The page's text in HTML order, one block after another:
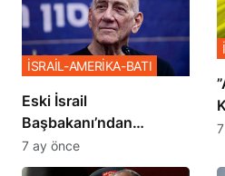
Eski İsrail
Başbakanı’ndan
Netanyahu’ya Ağır
Sözler
İSRAİL-AMERİKA-BATI
7 ay önce